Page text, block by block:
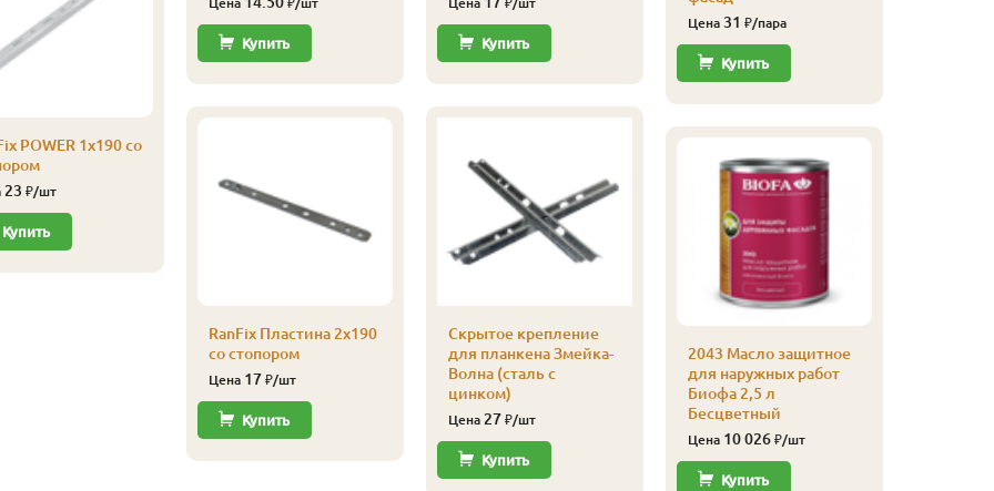
POWER 1х190 со
23 ₽/шт
Купить
Цена ₽/шт
Купить
RanFix Пластина 2х190
со стопором
Цена 17 ₽/шт
Купить
Цена ₽/шт
Купить
Скрытое крепление
для планкена Змейка-
Волна (сталь с
цинком)
Цена 27 ₽/шт
Купить
Цена 31 ₽/пара
Купить
2043 Масло защитное
для наружных работ
Биофа 2,5 л
Бесцветный
Цена 10 026₽/шт
Купить